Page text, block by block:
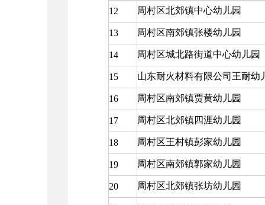
12 周村区北郊镇中心幼儿园
13 周村区南郊镇张楼幼儿园
14 周村区城北路街道中心幼儿园
15 山东耐火材料有限公司王耐幼
16 周村区南郊镇贾黄幼儿园
17 周村区北郊镇四涯幼儿园
18 周村区王村镇彭家幼儿园
19 周村区南郊镇郭家幼儿园
20 周村区北郊镇张坊幼儿园